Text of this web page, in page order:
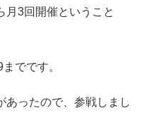
月3回開催ということ
でです。
あったので、参戦しまし